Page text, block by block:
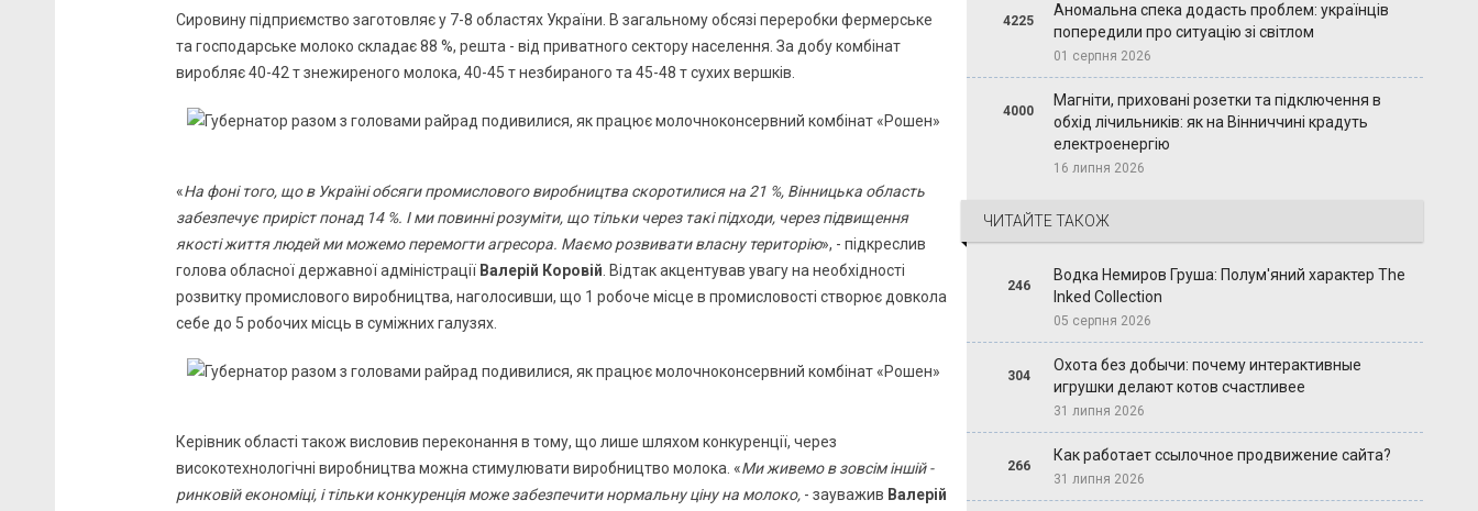
Сировину підприємство заготовляє у 7-8 областях України. В загальному обсязі переробки фермерське
та господарське молоко складає 88 %, решта - від приватного сектору населення. За добу комбінат
виробляє 40-42 т знежиреного молока, 40-45 т незбираного та 45-48 т сухих вершків.
«На фоні того, що в Україні обсяги промислового виробництва скоротилися на 21 %, Вінницька область
забезпечує приріст понад 14 %. І ми повинні розуміти, що тільки через такі підходи, через підвищення
якості життя людей ми можемо перемогти агресора. Маємо розвивати власну територію», - підкреслив
голова обласної державної адміністрації Валерій Коровій . Відтак акцентував увагу на необхідності
розвитку промислового виробництва, наголосивши, що 1 робоче місце в промисловості створює довкола
себе до 5 робочих місць в суміжних галузях.
Керівник області також висловив переконання в тому, що лише шляхом конкуренції, через
високотехнологічні виробництва можна стимулювати виробництво молока. «Ми живемо в зовсім іншій -
ринковій економіці, і тільки конкуренція може забезпечити нормальну ціну на молоко, - зауважив Валерій
4225
Аномальна спека додасть проблем: українців
попередили про ситуацію зі світлом
01 серпня 2026
4000
Магніти, приховані розетки та підключення в
обхід лічильників: як на Вінниччині крадуть
електроенергію
16 липня 2026
ЧИТАЙТЕ ТАКОЖ
246
Водка Немиров Груша: Полум'яний характер The
Inked Collection
05 серпня 2026
304
Охота без добычи: почему интерактивные
игрушки делают котов счастливее
31 липня 2026
266
Как работает ссылочное продвижение сайта?
31 липня 2026